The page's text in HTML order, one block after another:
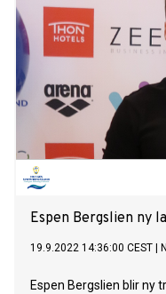
Espen Bergslien ny
19.9.2022 14:36:00 CEST
Espen Bergslien blir ny